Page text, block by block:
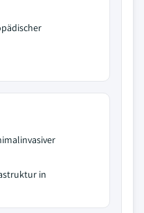
in